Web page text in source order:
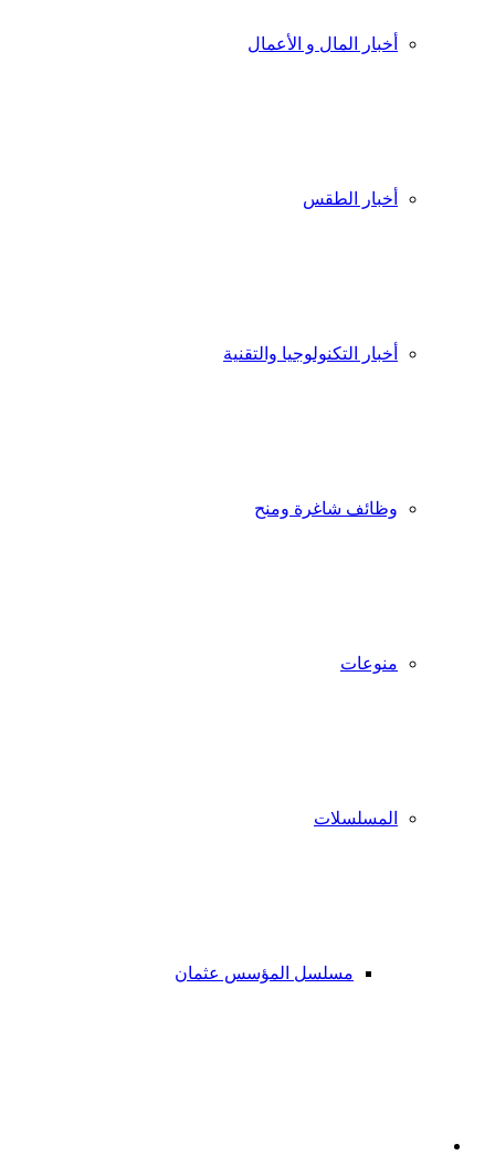
أخبار المال و الأعمال
أخبار الطقس
أخبار التكنولوجيا والتقنية
وظائف شاغرة ومنح
منوعات
المسلسلات
مسلسل المؤسس عثمان